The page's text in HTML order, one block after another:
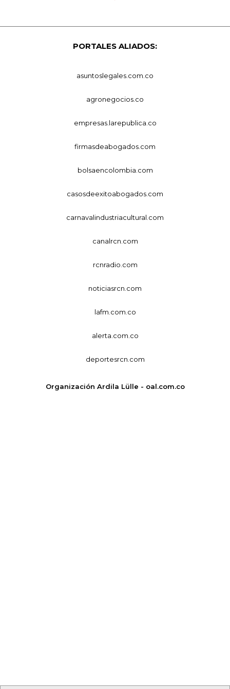
PORTALES ALIADOS:
asuntoslegales.com.co
agronegocios.co
empresas.larepublica.co
firmasdeabogados.com
bolsaencolombia.com
casosdeexitoabogados.com
carnavalindustriacultural.com
canalrcn.com
rcnradio.com
noticiasrcn.com
lafm.com.co
alerta.com.co
deportesrcn.com
Organización Ardila Lülle - oal.com.co